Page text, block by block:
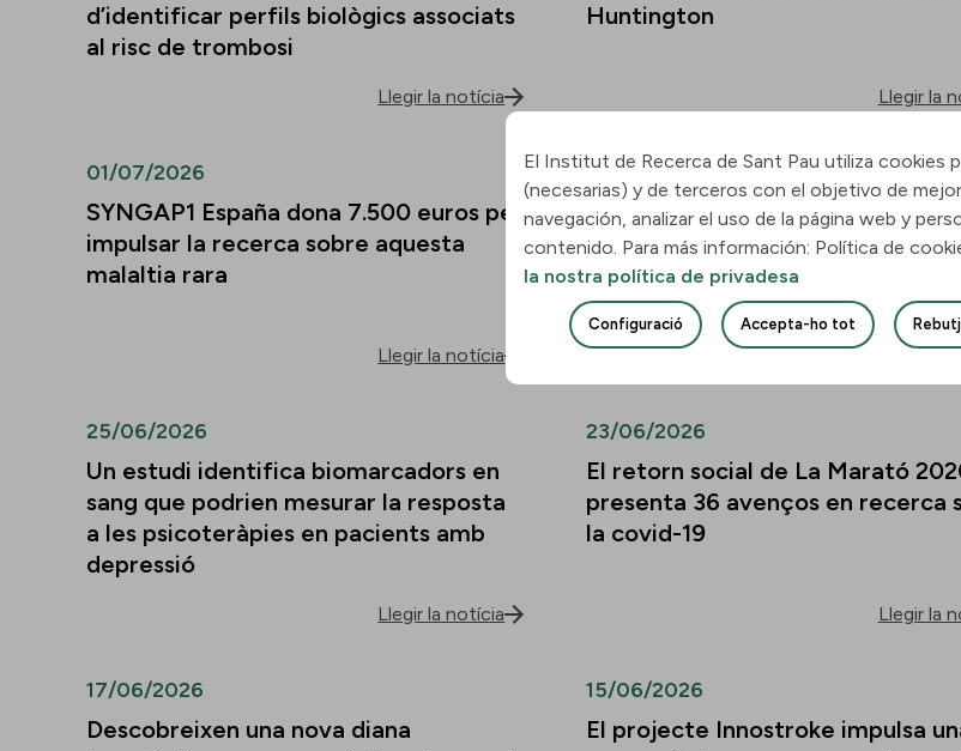
d’identificar perfils biològics associats
al risc de trombosi
Llegir la notícia
Huntington
Llegir la
01/07/2026
SYNGAP1 España dona 7.500 euros per
impulsar la recerca sobre aquesta
malaltia rara
Llegir la notícia
30/06/2026
Descobreixen com la leucèmia
mieloide aguda envaeix el pulmó
quines vies podrien frenar-ne la
infiltració
Llegir la
25/06/2026
Un estudi identifica biomarcadors en
sang que podrien mesurar la resposta
a les psicoteràpies en pacients amb
depressió
Llegir la notícia
23/06/2026
El retorn social de La Marató
presenta 36 avenços en recerca
la covid-19
Llegir la
17/06/2026
Descobreixen una nova diana
15/06/2026
El projecte Innostroke impulsa
El Institut de Recerca de Sant Pau utiliza cookies
(necesarias) y de terceros con el objetivo de
navegación, analizar el uso de la página web y
contenido. Para más información: Política de
la nostra política de privadesa
Configuració Accepta-ho tot